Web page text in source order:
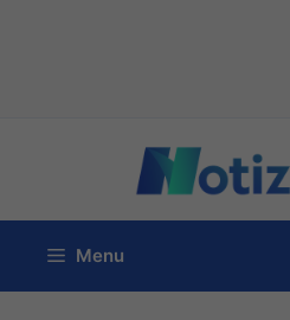
contenuto
Menu